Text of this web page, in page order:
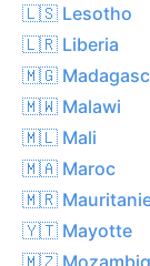
🇱🇸 Lesotho
🇱🇷 Liberia
🇲🇬
🇲🇼 Malawi
🇲🇱 Mali
🇲🇦 Maroc
🇲🇷
🇾🇹 Mayotte
🇲🇿